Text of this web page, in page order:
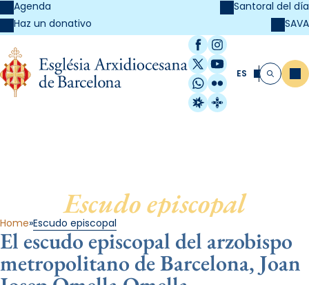
Agenda
Haz un donativo
Santoral del día
SAVA
Facebook
Instagram
X / Twitter
YouTube
WhatsApp
Flickr
Radio Estel
Catalunya
ES Buscar
Escudo episcopal
Home Escudo episcopal
El escudo episcopal del arzobispo
metropolitano de Barcelona, Joan